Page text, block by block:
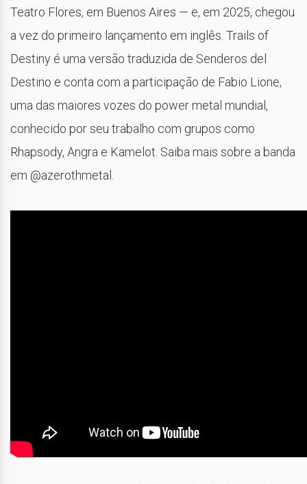
Teatro Flores, em Buenos Aires — e, em 2025, chegou
a vez do primeiro lançamento em inglês. Trails of
Destiny é uma versão traduzida de Senderos del
Destino e conta com a participação de Fabio Lione,
uma das maiores vozes do power metal mundial,
conhecido por seu trabalho com grupos como
Rhapsody, Angra e Kamelot. Saiba mais sobre a banda
em @azerothmetal.